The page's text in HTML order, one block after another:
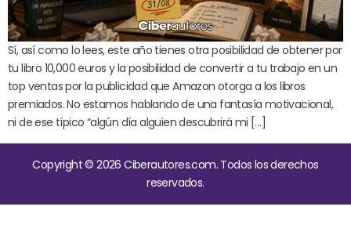
Sí, así como lo lees, este año tienes otra posibilidad de obtener por
tu libro 10,000 euros y la posibilidad de convertir a tu trabajo en un
top ventas por la publicidad que Amazon otorga a los libros
premiados. No estamos hablando de una fantasía motivacional,
ni de ese típico “algún día alguien descubrirá mi […]
Copyright © 2026 Ciberautores.com. Todos los derechos
reservados.